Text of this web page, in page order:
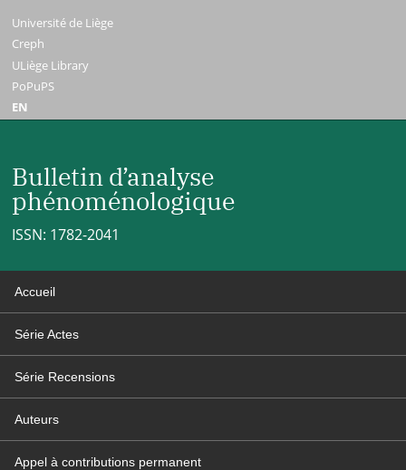
Université de Liège
Creph
ULiège Library
PoPuPS
EN
Bulletin d’analyse
phénoménologique
ISSN: 1782-2041
Accueil
Série Actes
Série Recensions
Auteurs
Appel à contributions permanent